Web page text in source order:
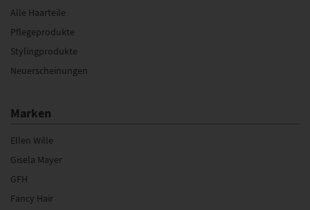
Alle Haarteile
Pflegeprodukte
Stylingprodukte
Neuerscheinungen
Marken
Ellen Wille
Gisela Mayer
GFH
Fancy Hair